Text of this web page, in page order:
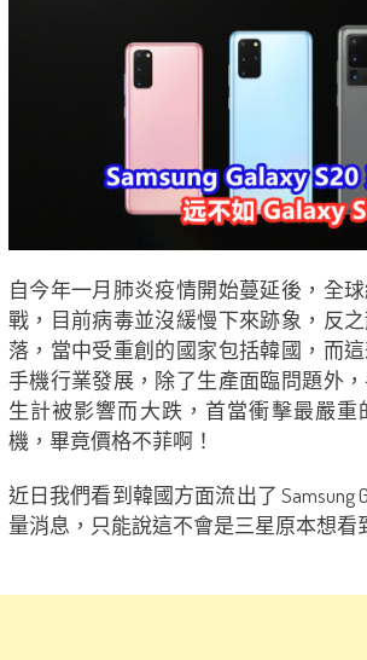
自今年一月肺炎疫情開始蔓延後，全
戰，目前病毒並沒緩慢下來跡象，反
落，當中受重創的國家包括韓國，而
手機行業發展，除了生產面臨問題外
生計被影響而大跌，首當衝擊最嚴重
機，畢竟價格不菲啊！
近日我們看到韓國方面流出了 Samsung
量消息，只能說這不會是三星原本想看